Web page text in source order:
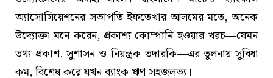
অ্যাসোসিয়েশনের সভাপতি ইফতেখার আলমের মতে, অনেক
উদ্যোক্তা মনে করেন, প্রকাশ্য কোম্পানি হওয়ার খরচ—যেমন
তথ্য প্রকাশ, সুশাসন ও নিয়ন্ত্রক তদারকি—এর তুলনায় সুবিধা
কম, বিশেষ করে যখন ব্যাংক ঋণ সহজলভ্য।